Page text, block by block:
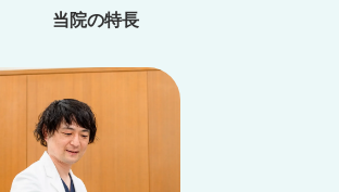
当院の特長